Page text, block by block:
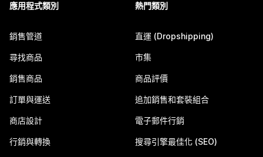
應用程式類別
銷售管道
尋找商品
銷售商品
訂單與運送
商店設計
行銷與轉換
熱門類別
直運 (Dropshipping)
市集
商品評價
追加銷售和套裝組合
電子郵件行銷
搜尋引擎最佳化 (SEO)